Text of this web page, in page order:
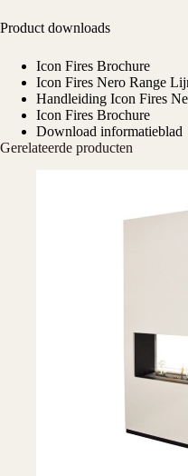
Product downloads
Icon Fires Brochure
Icon Fires Nero Range
Handleiding Icon Fires
Icon Fires Brochure
Download informatieblad
Gerelateerde producten